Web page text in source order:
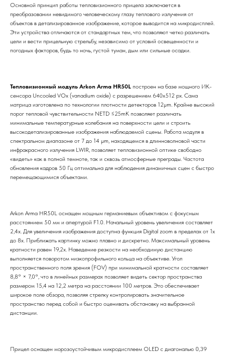
Основной принцип работы тепловизионного прицела заключается в
преобразовании невидимого человеческому глазу теплового излучения от
объектов в детализированное изображение, которое выводится на микродисплей.
Эти устройства отличаются от стандартных тем, что позволяют четко различать
цели и вести прицельную стрельбу, независимо от условий освещенности и
погодных факторов, будь то ночь, густой туман, дым или сильные осадки.
Тепловизионный модуль Arkon Arma HR50L построен на базе мощного ИК-
сенсора Uncooled VOx (vanadium oxide) с разрешением 640х512 рх. Сама
матрица изготовлена по технологии плотности детекторов 12μm. Крайне высокий
порог тепловой чувствительности NETD ≤25mK позволяет различать
минимальные температурные колебания на поверхности цели и строить
высокодетализированные изображения наблюдаемой сцены. Работа модуля в
спектральном диапазоне от 7 до 14 μm, находящемся в длинноволновой части
инфракрасного излучения LWIR, позволяет тепловизионной оптике свободно
«видеть» как в полной темноте, так и сквозь атмосферные преграды. Частота
обновления кадров 50 Гц оптимальна для наблюдения динамичных сцен с быстро
перемещающимися объектами.
Arkon Arma HR50L оснащен мощным германиевым объективом с фокусным
расстоянием 50 мм и апертурой F1.0. Начальный уровень увеличения составляет
2,4х. Для увеличения изображения доступна функция Digital zoom в пределах от 1х
до 8х. Приближать картинку можно плавно и дискретно. Максимальный уровень
кратности равен 19,2х. Наведение резкости на необходимую дистанцию
выполняется поворотом низкопрофильного кольца на объективе. Угол
пространственного поля зрения (FOV) при минимальной кратности составляет
8,8° × 7,0°, что в линейных размерах позволяет видеть сектор пространства
размером 15,4 на 12,2 метра на расстоянии 100 метров. Это обеспечивает
широкое поле обзора, позволяя стрелку контролировать значительное
пространство перед собой и быстро оценивать обстановку на выбранной
дистанции.
Прицел оснащен морозоустойчивым микродисплеем OLED с диагональю 0,39